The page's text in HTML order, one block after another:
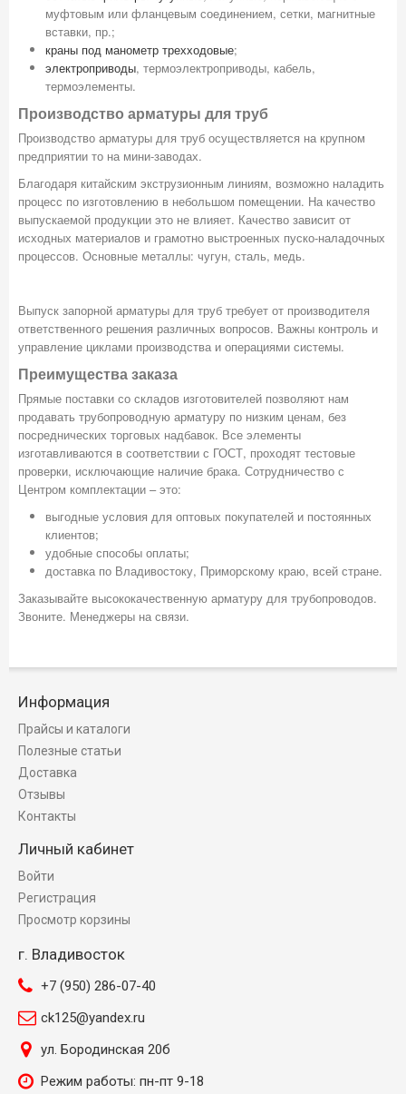
муфтовым или фланцевым соединением, сетки, магнитные
вставки, пр.;
краны под манометр трехходовые;
электроприводы, термоэлектроприводы, кабель,
термоэлементы.
Производство арматуры для труб
Производство арматуры для труб осуществляется на крупном
предприятии то на мини-заводах.
Благодаря китайским экструзионным линиям, возможно наладить
процесс по изготовлению в небольшом помещении. На качество
выпускаемой продукции это не влияет. Качество зависит от
исходных материалов и грамотно выстроенных пуско-наладочных
процессов. Основные металлы: чугун, сталь, медь.
Выпуск запорной арматуры для труб требует от производителя
ответственного решения различных вопросов. Важны контроль и
управление циклами производства и операциями системы.
Преимущества заказа
Прямые поставки со складов изготовителей позволяют нам
продавать трубопроводную арматуру по низким ценам, без
посреднических торговых надбавок. Все элементы
изготавливаются в соответствии с ГОСТ, проходят тестовые
проверки, исключающие наличие брака. Сотрудничество с
Центром комплектации – это:
выгодные условия для оптовых покупателей и постоянных
клиентов;
удобные способы оплаты;
доставка по Владивостоку, Приморскому краю, всей стране.
Заказывайте высококачественную арматуру для трубопроводов.
Звоните. Менеджеры на связи.
Информация
Прайсы и каталоги
Полезные статьи
Доставка
Отзывы
Контакты
Личный кабинет
Войти
Регистрация
Просмотр корзины
г. Владивосток
+7 (950) 286-07-40
ck125@yandex.ru
ул. Бородинская 20б
Режим работы: пн-пт 9-18